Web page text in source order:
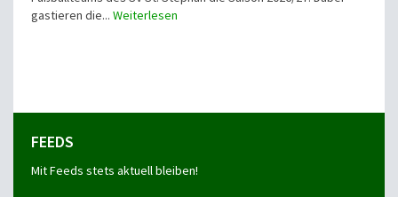
gastieren die... Weiterlesen
FEEDS
Mit Feeds stets aktuell bleiben!